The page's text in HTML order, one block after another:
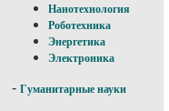
Нанотехнология
Роботехника
Энергетика
Электроника
- Гуманитарные науки